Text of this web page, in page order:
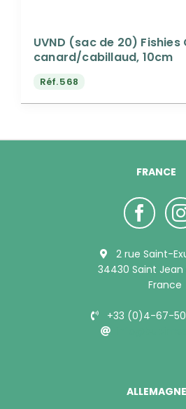
UVND (sac de 20) Fishies
canard/cabillaud, 10cm
Réf.568
FRANCE
2 rue Saint-
34430 Saint Jean
France
+33 (0)4-67-
ALLEMAGNE